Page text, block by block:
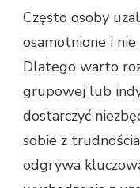
Często osoby
osamotnione i nie
Dlatego warto
grupowej lub
dostarczyć
sobie z
odgrywa